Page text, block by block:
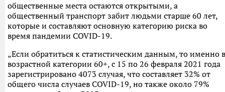
общественные места остаются открытыми, а
общественный транспорт забит людьми старше 60 лет,
которые и составляют основную категорию риска во
время пандемии COVID-19.
„Если обратиться к статистическим данным, то именно в
возрастной категории 60+, с 15 по 26 февраля 2021 года
зарегистрировано 4073 случая, что составляет 32% от
общего числа случаев COVID-19, но также около 79%